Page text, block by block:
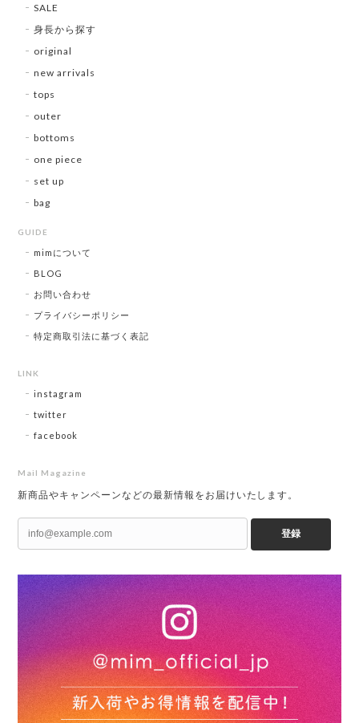
SALE
身長から探す
original
new arrivals
tops
outer
bottoms
one piece
set up
bag
GUIDE
mimについて
BLOG
お問い合わせ
プライバシーポリシー
特定商取引法に基づく表記
LINK
instagram
twitter
facebook
Mail Magazine
新商品やキャンペーンなどの最新情報をお届けいたします。
登録